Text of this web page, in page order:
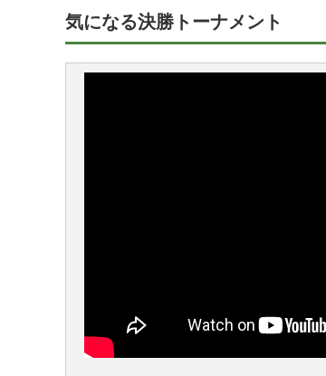
気になる決勝トーナメント